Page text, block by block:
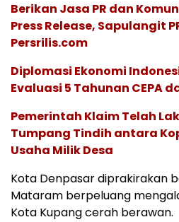
Berikan Jasa PR dan
Press Release, Sapulangit
Persrilis.com
Diplomasi Ekonomi
Evaluasi 5 Tahunan CEPA
Pemerintah Klaim Telah
Tumpang Tindih antara
Usaha Milik Desa
Kota Denpasar diprakirakan
Mataram berpeluang
Kota Kupang cerah berawan.